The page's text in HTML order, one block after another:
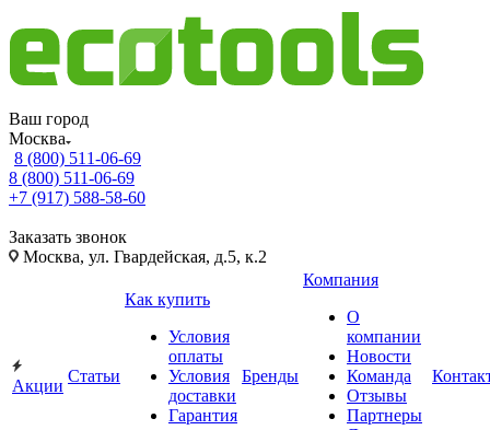
Ваш город
Москва
8 (800) 511-06-69
8 (800) 511-06-69
+7 (917) 588-58-60
Заказать звонок
Москва, ул. Гвардейская, д.5, к.2
Акции
Статьи
Как купить
Условия
оплаты
Условия
доставки
Гарантия
Бренды
Компания
О
компании
Новости
Команда
Отзывы
Партнеры